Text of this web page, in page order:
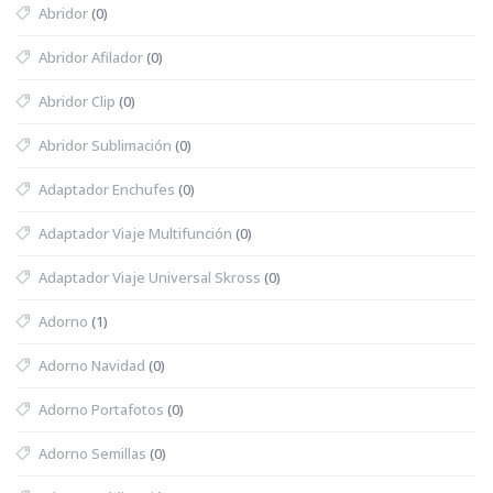
Abridor(0)
Abridor Afilador(0)
Abridor Clip (0)
Abridor Sublimación (0)
Adaptador Enchufes (0)
Adaptador Viaje Multifunción (0)
Adaptador Viaje Universal Skross (0)
Adorno (1)
Adorno Navidad (0)
Adorno Portafotos (0)
Adorno Semillas (0)